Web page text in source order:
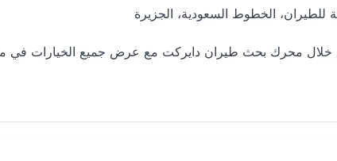
الخطوط السعودية، الجزيرة
خلال محرك بحث طيران دايركت مع عرض جميع الخيارات في